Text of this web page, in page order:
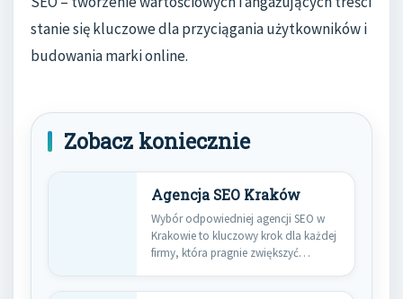
stanie się kluczowe dla przyciągania użytkowników i
budowania marki online.
Zobacz koniecznie
Agencja SEO Kraków
Wybór odpowiedniej agencji SEO w
Krakowie to kluczowy krok dla każdej
firmy, która pragnie zwiększyć…